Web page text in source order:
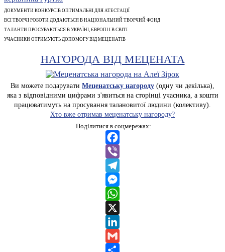
ДОКУМЕНТИ КОНКУРСІВ ОПТИМАЛЬНІ ДЛЯ АТЕСТАЦІЇ
ВСІ ТВОРЧІ РОБОТИ ДОДАЮТЬСЯ В НАЦІОНАЛЬНИЙ ТВОРЧИЙ ФОНД
ТАЛАНТИ ПРОСУВАЮТЬСЯ В УКРАЇНІ, ЄВРОПІ І В СВІТІ
УЧАСНИКИ ОТРИМУЮТЬ ДОПОМОГУ ВІД МЕЦЕНАТІВ
НАГОРОДА ВІД МЕЦЕНАТА
Ви можете подарувати Меценатську нагороду (одну чи декілька),
яка з відповідними цифрами з'явиться на сторінці учасника, а кошти
працюватимуть на просування талановитої людини (колективу).
Хто вже отримав меценатську нагороду?
Поділитися в соцмережах:
Facebook
Viber
Telegram
Messenger
WhatsApp
X
LinkedIn
Gmail